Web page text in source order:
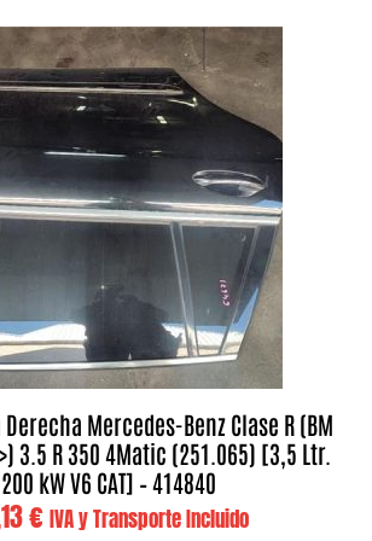
Mercedes-Benz Clase R (BM
3.5 R 350 4Matic (251.065) [3,5 Ltr.
kW V6 CAT] – 414840
€ IVA y Transporte Incluido